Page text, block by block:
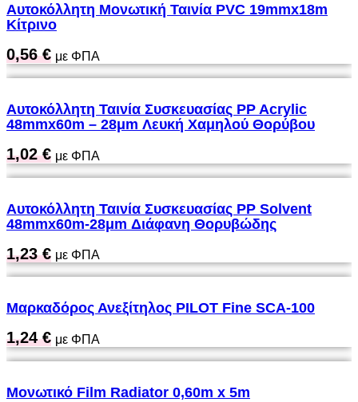
Αυτοκόλλητη Μονωτική Ταινία PVC 19mmx18m
Κίτρινο
0,56€ με ΦΠΑ
Αυτοκόλλητη Ταινία Συσκευασίας PP Acrylic
48mmx60m – 28μm Λευκή Χαμηλού Θορύβου
1,02€ με ΦΠΑ
Αυτοκόλλητη Ταινία Συσκευασίας PP Solvent
48mmx60m-28μm Διάφανη Θορυβώδης
1,23€ με ΦΠΑ
Μαρκαδόρος Ανεξίτηλος PILOT Fine SCA-100
1,24€ με ΦΠΑ
Μονωτικό Film Radiator 0,60m x 5m